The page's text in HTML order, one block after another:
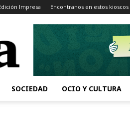
Impresa Encontranos en estos kioscos
SOCIEDAD OCIO Y CULTURA